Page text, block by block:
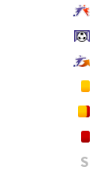
S